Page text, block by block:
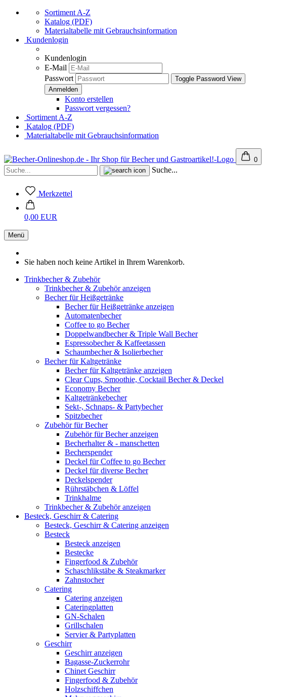
Sortiment A-Z
Katalog (PDF)
Materialtabelle mit Gebrauchsinformation
Kundenlogin
Kundenlogin
E-Mail
Passwort
Toggle Password View
Konto erstellen
Passwort vergessen?
Sortiment A-Z
Katalog (PDF)
Materialtabelle mit Gebrauchsinformation
0
Suche...
Merkzettel
0,00 EUR
Menü
Sie haben noch keine Artikel in Ihrem Warenkorb.
Trinkbecher & Zubehör
Trinkbecher & Zubehör anzeigen
Becher für Heißgetränke
Becher für Heißgetränke anzeigen
Automatenbecher
Coffee to go Becher
Doppelwandbecher & Triple Wall Becher
Espressobecher & Kaffeetassen
Schaumbecher & Isolierbecher
Becher für Kaltgetränke
Becher für Kaltgetränke anzeigen
Clear Cups, Smoothie, Cocktail Becher & Deckel
Economy Becher
Kaltgetränkebecher
Sekt-, Schnaps- & Partybecher
Spitzbecher
Zubehör für Becher
Zubehör für Becher anzeigen
Becherhalter & - manschetten
Becherspender
Deckel für Coffee to go Becher
Deckel für diverse Becher
Deckelspender
Rührstäbchen & Löffel
Trinkhalme
Trinkbecher & Zubehör anzeigen
Besteck, Geschirr & Catering
Besteck, Geschirr & Catering anzeigen
Besteck
Besteck anzeigen
Bestecke
Fingerfood & Zubehör
Schaschlikstäbe & Steakmarker
Zahnstocher
Catering
Catering anzeigen
Cateringplatten
GN-Schalen
Grillschalen
Servier & Partyplatten
Geschirr
Geschirr anzeigen
Bagasse-Zuckerrohr
Chinet Geschirr
Fingerfood & Zubehör
Holzschiffchen